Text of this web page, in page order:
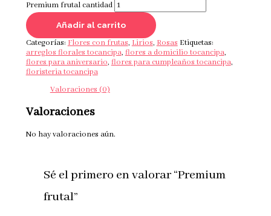
Premium frutal cantidad
Añadir al carrito
Categorías: Flores con frutas, Lirios, Rosas Etiquetas:
arreglos florales tocancipa, flores a domicilio tocancipa,
flores para aniversario, flores para cumpleaños tocancipa,
floristeria tocancipa
Valoraciones (0)
Valoraciones
No hay valoraciones aún.
Sé el primero en valorar “Premium
frutal”